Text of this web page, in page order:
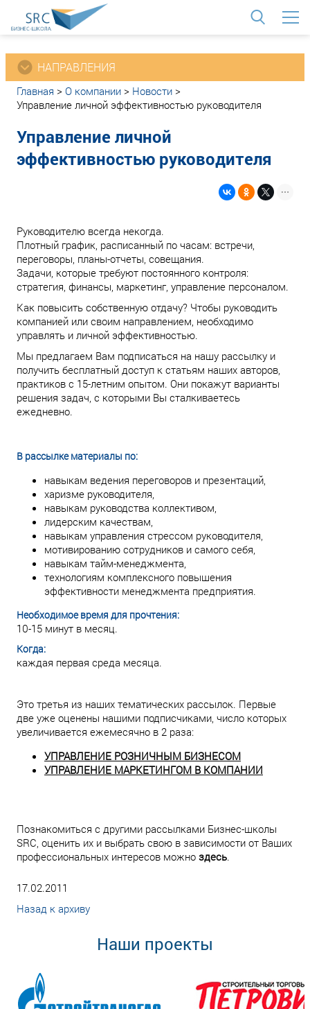
НАПРАВЛЕНИЯ
Главная > О компании > Новости >
Управление личной эффективностью руководителя
Управление личной
эффективностью руководителя
Руководителю всегда некогда.
Плотный график, расписанный по часам: встречи,
переговоры, планы-отчеты, совещания.
Задачи, которые требуют постоянного контроля:
стратегия, финансы, маркетинг, управление персоналом.
Как повысить собственную отдачу? Чтобы руководить
компанией или своим направлением, необходимо
управлять и личной эффективностью.
Мы предлагаем Вам подписаться на нашу рассылку и
получить бесплатный доступ к статьям наших авторов,
практиков с 15-летним опытом. Они покажут варианты
решения задач, с которыми Вы сталкиваетесь
ежедневно.
В рассылке материалы по:
навыкам ведения переговоров и презентаций,
харизме руководителя,
навыкам руководства коллективом,
лидерским качествам,
навыкам управления стрессом руководителя,
мотивированию сотрудников и самого себя,
навыкам тайм-менеджмента,
технологиям комплексного повышения
эффективности менеджмента предприятия.
Необходимое время для прочтения:
10-15 минут в месяц.
Когда:
каждая первая среда месяца.
Это третья из наших тематических рассылок. Первые
две уже оценены нашими подписчиками, число которых
увеличивается ежемесячно в 2 раза:
УПРАВЛЕНИЕ РОЗНИЧНЫМ БИЗНЕСОМ
УПРАВЛЕНИЕ МАРКЕТИНГОМ В КОМПАНИИ
Познакомиться с другими рассылками Бизнес-школы
SRC, оценить их и выбрать свою в зависимости от Ваших
профессиональных интересов можно здесь.
17.02.2011
Назад к архиву
Наши проекты